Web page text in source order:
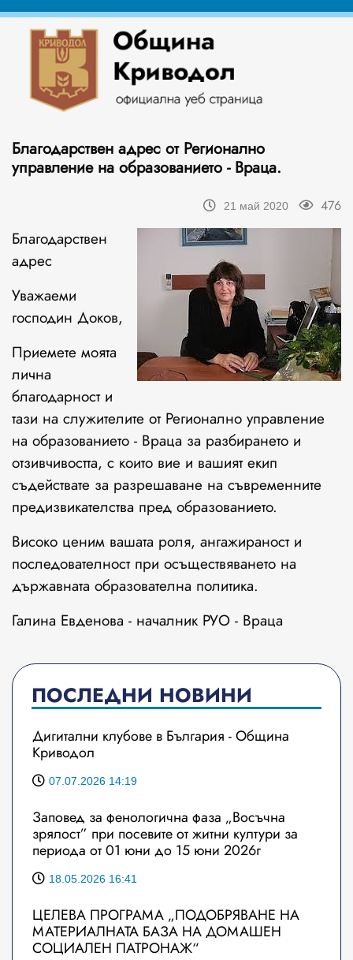
Благодарствен адрес от Регионално
управление на образованието - Враца.
21 май 2020 476
Благодарствен
адрес
Уважаеми
господин Доков,
Приемете моята
лична
благодарност и
тази на служителите от Регионално управление
на образованието - Враца за разбирането и
отзивчивостта, с които вие и вашият екип
съдействате за разрешаване на съвременните
предизвикателства пред образованието.
Високо ценим вашата роля, ангажираност и
последователност при осъществяването на
държавната образователна политика.
Галина Евденова - началник РУО - Враца
ПОСЛЕДНИ НОВИНИ
Дигитални клубове в България - Община
Криводол
07.07.2026 14:19
Заповед за фенологична фаза „Восъчна
зрялост” при посевите от житни култури за
периода от 01 юни до 15 юни 2026г
18.05.2026 16:41
ЦЕЛЕВА ПРОГРАМА „ПОДОБРЯВАНЕ НА
МАТЕРИАЛНАТА БАЗА НА ДОМАШЕН
СОЦИАЛЕН ПАТРОНАЖ“